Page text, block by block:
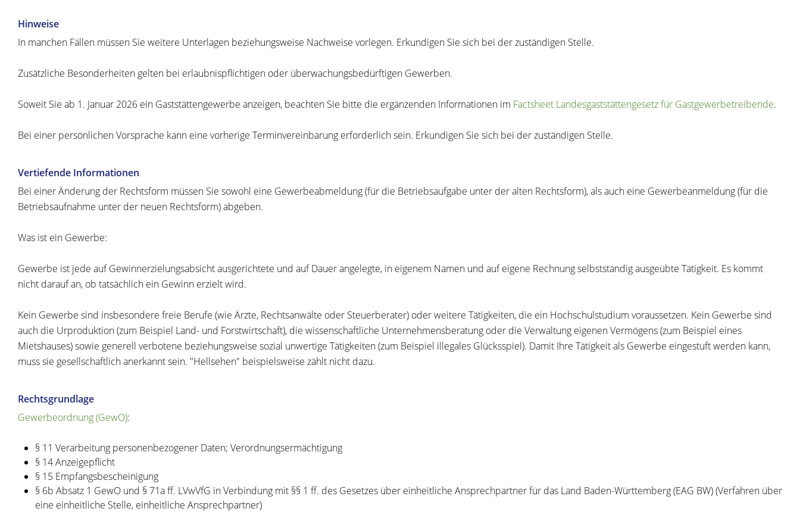
Hinweise
In manchen Fällen müssen Sie weitere Unterlagen beziehungsweise Nachweise vorlegen. Erkundigen Sie sich bei der zuständigen Stelle.
Zusätzliche Besonderheiten gelten bei erlaubnispflichtigen oder überwachungsbedürftigen Gewerben.
Soweit Sie ab 1. Januar 2026 ein Gaststättengewerbe anzeigen, beachten Sie bitte die ergänzenden Informationen im Factsheet Landesgaststättengesetz für Gastgewerbetreibende.
Bei einer persönlichen Vorsprache kann eine vorherige Terminvereinbarung erforderlich sein. Erkundigen Sie sich bei der zuständigen Stelle.
Vertiefende Informationen
Bei einer Änderung der Rechtsform müssen Sie sowohl eine Gewerbeabmeldung (für die Betriebsaufgabe unter der alten Rechtsform), als auch eine Gewerbeanmeldung (für die
Betriebsaufnahme unter der neuen Rechtsform) abgeben.
Was ist ein Gewerbe:
Gewerbe ist jede auf Gewinnerzielungsabsicht ausgerichtete und auf Dauer angelegte, in eigenem Namen und auf eigene Rechnung selbstständig ausgeübte Tätigkeit. Es kommt
nicht darauf an, ob tatsächlich ein Gewinn erzielt wird.
Kein Gewerbe sind insbesondere freie Berufe (wie Ärzte, Rechtsanwälte oder Steuerberater) oder weitere Tätigkeiten, die ein Hochschulstudium voraussetzen. Kein Gewerbe sind
auch die Urproduktion (zum Beispiel Land- und Forstwirtschaft), die wissenschaftliche Unternehmensberatung oder die Verwaltung eigenen Vermögens (zum Beispiel eines
Mietshauses) sowie generell verbotene beziehungsweise sozial unwertige Tätigkeiten (zum Beispiel illegales Glücksspiel). Damit Ihre Tätigkeit als Gewerbe eingestuft werden kann,
muss sie gesellschaftlich anerkannt sein. "Hellsehen" beispielsweise zählt nicht dazu.
Rechtsgrundlage
Gewerbeordnung (GewO):
§ 11 Verarbeitung personenbezogener Daten; Verordnungsermächtigung
§ 14 Anzeigepflicht
§ 15 Empfangsbescheinigung
§ 6b Absatz 1 GewO und § 71a ff. LVwVfG in Verbindung mit §§ 1 ff. des Gesetzes über einheitliche Ansprechpartner für das Land Baden-Württemberg (EAG BW)(Verfahren über
eine einheitliche Stelle, einheitliche Ansprechpartner)